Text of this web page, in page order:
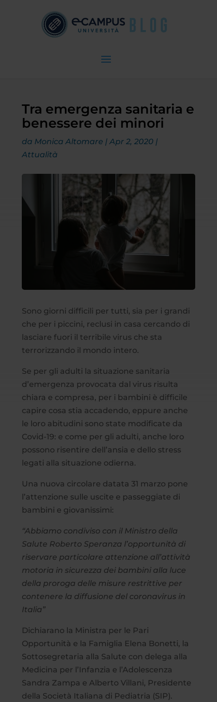
Tra emergenza sanitaria e
benessere dei minori
da Monica Altomare |Apr 2, 2020 |
Attualità
Sono giorni difficili per tutti, sia per i grandi
che per i piccini, reclusi in casa cercando di
lasciare fuori il terribile virus che sta
terrorizzando il mondo intero.
Se per gli adulti la situazione sanitaria
d’emergenza provocata dal virus risulta
chiara e compresa, per i bambini è difficile
capire cosa stia accadendo, eppure anche
le loro abitudini sono state modificate da
Covid-19: e come per gli adulti, anche loro
possono risentire dell’ansia e dello stress
legati alla situazione odierna.
Una nuova circolare datata 31 marzo pone
l’attenzione sulle uscite e passeggiate di
bambini e giovanissimi:
“Abbiamo condiviso con il Ministro della
Salute Roberto Speranza l’opportunità di
riservare particolare attenzione all’attività
motoria in sicurezza dei bambini alla luce
della proroga delle misure restrittive per
contenere la diffusione del coronavirus in
Italia”
Dichiarano la Ministra per le Pari
Opportunità e la Famiglia Elena Bonetti, la
Sottosegretaria alla Salute con delega alla
Medicina per l’Infanzia e l’Adolescenza
Sandra Zampa e Alberto Villani, Presidente
della Società Italiana di Pediatria (SIP).